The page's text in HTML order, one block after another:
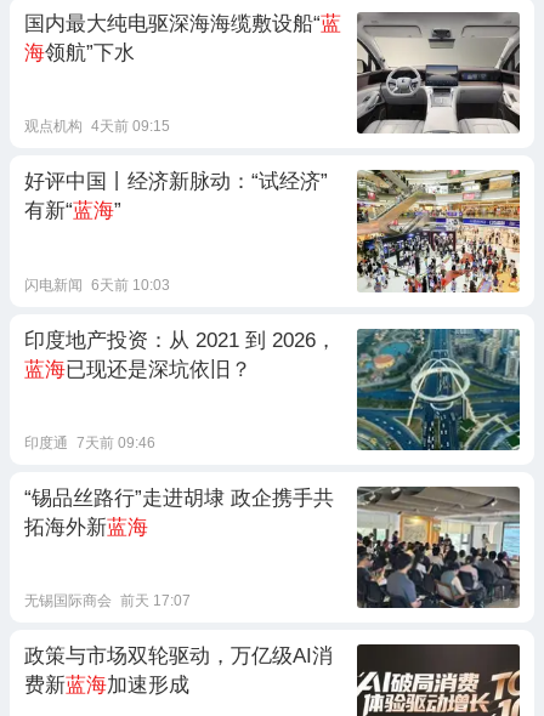
国内最大纯电驱深海海缆敷设船“蓝
海领航”下水
观点机构 4天前 09:15
好评中国丨经济新脉动：“试经济”
有新“蓝海”
闪电新闻 6天前 10:03
印度地产投资：从 2021 到 2026，
蓝海已现还是深坑依旧？
印度通 7天前 09:46
“锡品丝路行”走进胡埭 政企携手共
拓海外新蓝海
无锡国际商会 前天 17:07
政策与市场双轮驱动，万亿级AI消
费新蓝海加速形成